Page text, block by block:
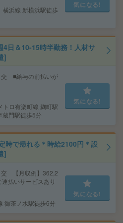
浜線 新横浜駅徒歩
気になる!
4日＆10-15時半勤務！人材サ
]
交 ■給与の前払いが
ロ有楽町線 麹町駅
蔵門駅徒歩5分
気になる!
時で帰れる＊時給2100円＊設
]
交 【月収例】362,2
払いサービスあり
御茶ノ水駅徒歩6分
気になる!